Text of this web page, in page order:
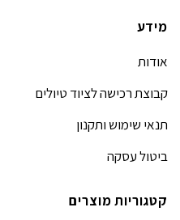
מידע
אודות
קבוצת רכישה לציוד טיולים
תנאי שימוש ותקנון
ביטול עסקה
קטגוריות מוצרים